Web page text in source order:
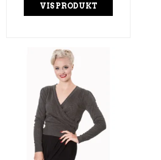
VIS PRODUKT